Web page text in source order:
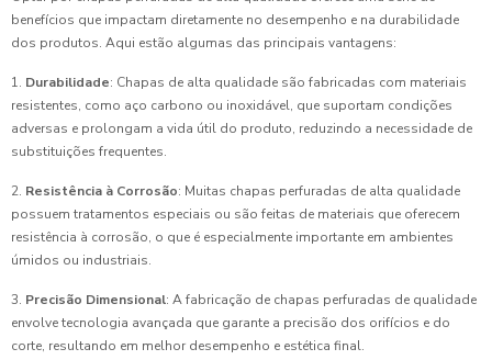
benefícios que impactam diretamente no desempenho e na durabilidade
dos produtos. Aqui estão algumas das principais vantagens:
1. Durabilidade: Chapas de alta qualidade são fabricadas com materiais
resistentes, como aço carbono ou inoxidável, que suportam condições
adversas e prolongam a vida útil do produto, reduzindo a necessidade de
substituições frequentes.
2. Resistência à Corrosão: Muitas chapas perfuradas de alta qualidade
possuem tratamentos especiais ou são feitas de materiais que oferecem
resistência à corrosão, o que é especialmente importante em ambientes
úmidos ou industriais.
3. Precisão Dimensional: A fabricação de chapas perfuradas de qualidade
envolve tecnologia avançada que garante a precisão dos orifícios e do
corte, resultando em melhor desempenho e estética final.